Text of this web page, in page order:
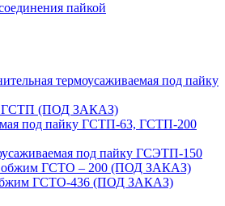
пайкой
термоусаживаемая под пайку
ГСТП (ПОД ЗАКАЗ)
под пайку ГСТП-63, ГСТП-200
под пайку ГСЭТП-150
обжим ГСТО – 200 (ПОД ЗАКАЗ)
обжим ГСТО-436 (ПОД ЗАКАЗ)